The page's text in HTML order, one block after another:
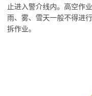
止进入警介线内。高空作
雨、雾、雪天一般不得进
拆作业。